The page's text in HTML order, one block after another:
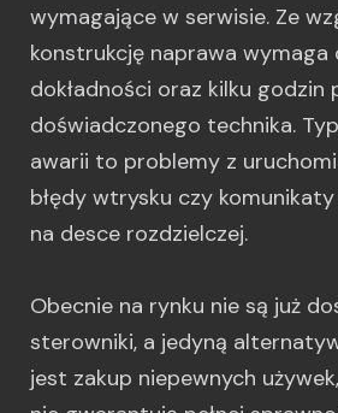
wymagające w serwisie. Ze
konstrukcję naprawa wymaga
dokładności oraz kilku godzin
doświadczonego technika.
awarii to problemy z
błędy wtrysku czy
na desce rozdzielczej.
Obecnie na rynku nie są już
sterowniki, a jedyną
jest zakup niepewnych